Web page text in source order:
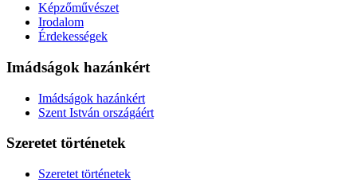
Képzőművészet
Irodalom
Érdekességek
Imádságok hazánkért
Imádságok hazánkért
Szent István országáért
Szeretet történetek
Szeretet történetek